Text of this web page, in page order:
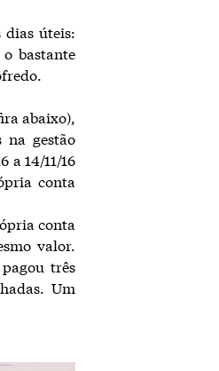
dias úteis:
bastante
abaixo),
na gestão
a 14/11/16
conta
conta
valor.
três
Um